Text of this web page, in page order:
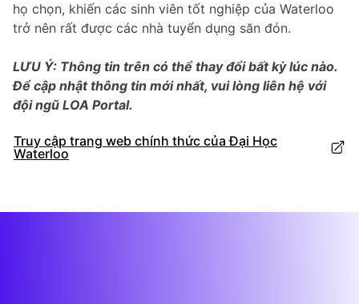
họ chọn, khiến các sinh viên tốt nghiệp của Waterloo
trở nên rất được các nhà tuyển dụng săn đón.
LƯU Ý: Thông tin trên có thể thay đổi bất kỳ lúc nào.
Để cập nhật thông tin mới nhất, vui lòng liên hệ với
đội ngũ LOA Portal.
Truy cập trang web chính thức của Đại Học
Waterloo